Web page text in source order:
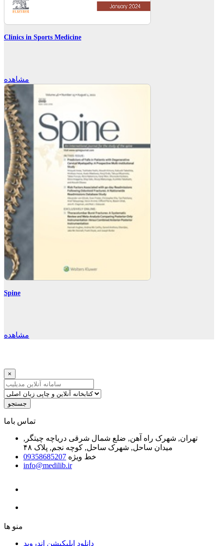
Clinics in Sports Medicine
مشاهده
Spine
مشاهده
×
جستجو
ﺗﻤﺎﺱ ﺑﺎﻣﺎ
تهران, شهرک راه آهن, ضلع شمال شرقی دریاچه چیتگر,
میدان ساحل, شهرک ساحل, کوچه نجم, پلاک ۴۸
خط ویژه 09358685207
info@medilib.ir
ﻣﻨﻮ ﻫﺎ
دانلود اپلیکیشن اندروید